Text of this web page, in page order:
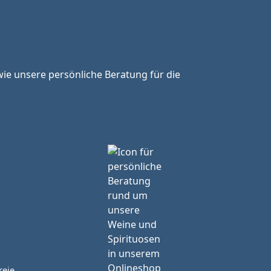
unsere persönliche Beratung für die